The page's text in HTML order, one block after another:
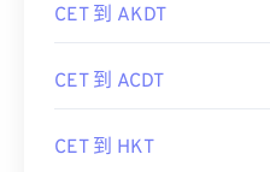
CET 到 AKDT
CET 到 ACDT
CET 到 HKT